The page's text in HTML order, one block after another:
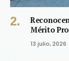
Mérito
13 julio, 2026